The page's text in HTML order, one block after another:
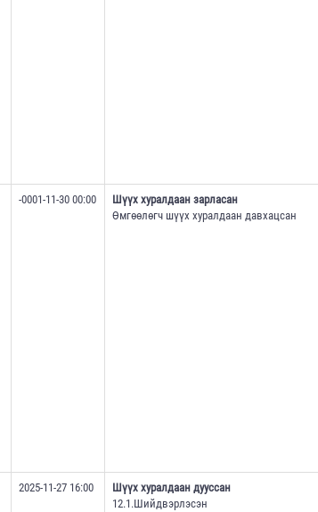
-0001-11-30 00:00
Шүүх хуралдаан зарласан
Өмгөөлөгч шүүх хуралдаан давхацсан
2025-11-27 16:00
Шүүх хуралдаан дууссан
12.1.Шийдвэрлэсэн